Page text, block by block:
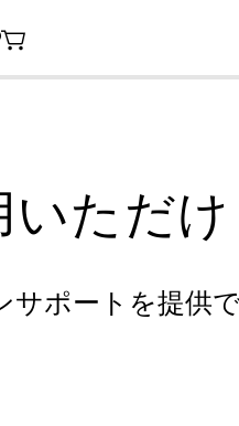
ただ
ポートを提供で